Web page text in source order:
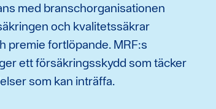
med branschorganisationen
och kvalitetssäkrar
premie fortlöpande. MRF:s
ett försäkringsskydd som täcker
som kan inträffa.